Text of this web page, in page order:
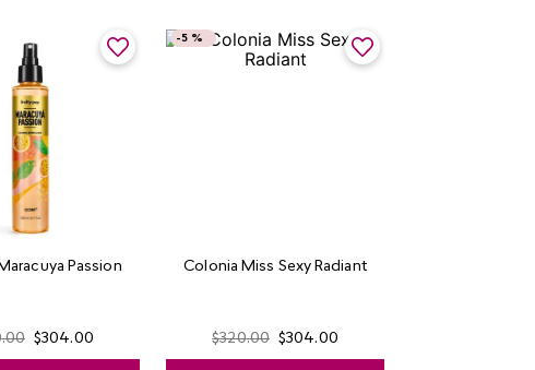
Passion
.00 $304.00
Colonia Miss Sexy Radiant
-5 %
$320.00 $304.00